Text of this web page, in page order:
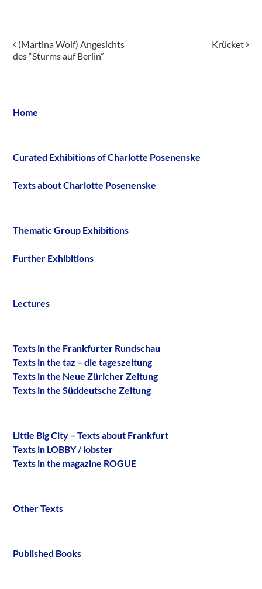
Post navigation
(Martina Wolf) Angesichts
des “Sturms auf Berlin”
Krücket
Home
Curated Exhibitions of Charlotte Posenenske
Texts about Charlotte Posenenske
Thematic Group Exhibitions
Further Exhibitions
Lectures
Texts in the Frankfurter Rundschau
Texts in the taz – die tageszeitung
Texts in the Neue Züricher Zeitung
Texts in the Süddeutsche Zeitung
Little Big City – Texts about Frankfurt
Texts in LOBBY / lobster
Texts in the magazine ROGUE
Other Texts
Published Books